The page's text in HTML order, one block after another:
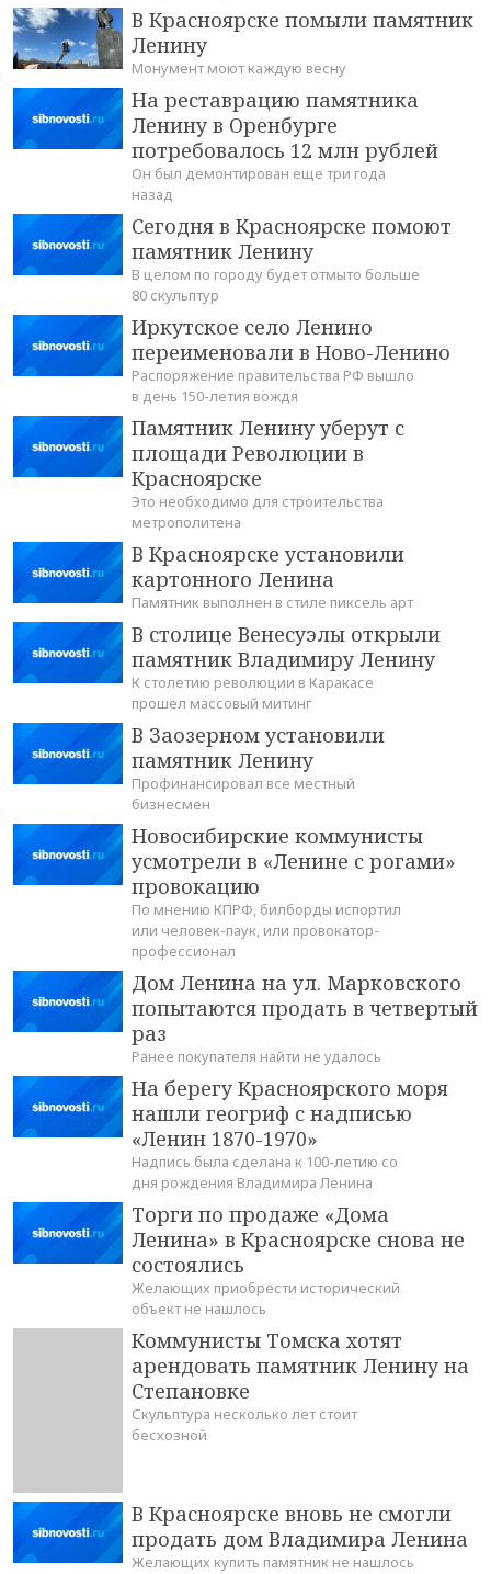
В Красноярске помыли памятник
Ленину
Монумент моют каждую весну
На реставрацию памятника
Ленину в Оренбурге
потребовалось 12 млн рублей
Он был демонтирован еще три года
назад
Сегодня в Красноярске помоют
памятник Ленину
В целом по городу будет отмыто больше
80 скульптур
Иркутское село Ленино
переименовали в Ново-Ленино
Распоряжение правительства РФ вышло
в день 150-летия вождя
Памятник Ленину уберут с
площади Революции в
Красноярске
Это необходимо для строительства
метрополитена
В Красноярске установили
картонного Ленина
Памятник выполнен в стиле пиксель арт
В столице Венесуэлы открыли
памятник Владимиру Ленину
К столетию революции в Каракасе
прошел массовый митинг
В Заозерном установили
памятник Ленину
Профинансировал все местный
бизнесмен
Новосибирские коммунисты
усмотрели в «Ленине с рогами»
провокацию
По мнению КПРФ, билборды испортил
или человек-паук, или провокатор-
профессионал
Дом Ленина на ул. Марковского
попытаются продать в четвертый
раз
Ранее покупателя найти не удалось
На берегу Красноярского моря
нашли геогриф с надписью
«Ленин 1870-1970»
Надпись была сделана к 100-летию со
дня рождения Владимира Ленина
Торги по продаже «Дома
Ленина» в Красноярске снова не
состоялись
Желающих приобрести исторический
объект не нашлось
Коммунисты Томска хотят
арендовать памятник Ленину на
Степановке
Скульптура несколько лет стоит
бесхозной
В Красноярске вновь не смогли
продать дом Владимира Ленина
Желающих купить памятник не нашлось